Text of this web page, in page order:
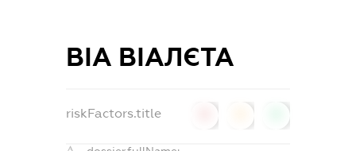
ВІА ВІАЛЄТА
riskFactors.title